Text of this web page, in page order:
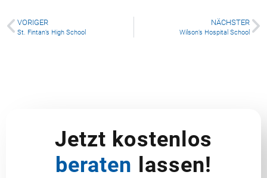
VORIGER
St. Fintan’s High School
NÄCHSTER
Wilson’s Hospital School
Jetzt kostenlos
beraten lassen!